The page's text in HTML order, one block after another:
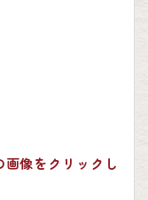
像をクリックし